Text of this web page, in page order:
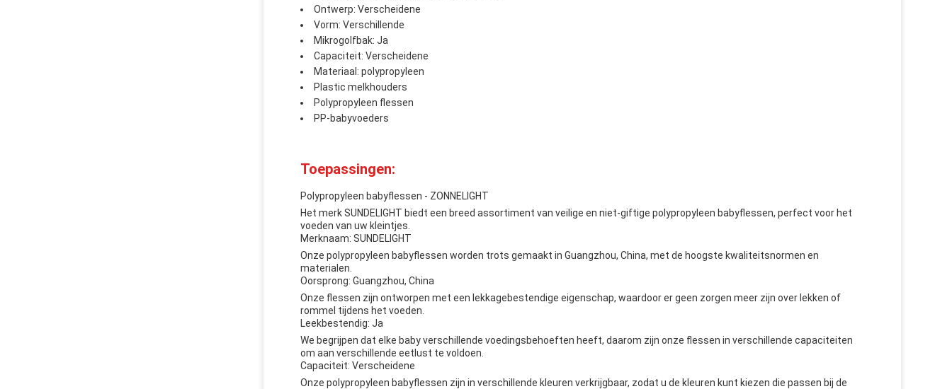
Ontwerp: Verscheidene
Vorm: Verschillende
Mikrogolfbak: Ja
Capaciteit: Verscheidene
Materiaal: polypropyleen
Plastic melkhouders
Polypropyleen flessen
PP-babyvoeders
Toepassingen:
Polypropyleen babyflessen - ZONNELIGHT
Het merk SUNDELIGHT biedt een breed assortiment van veilige en niet-giftige polypropyleen babyflessen, perfect voor het
voeden van uw kleintjes.
Merknaam: SUNDELIGHT
Onze polypropyleen babyflessen worden trots gemaakt in Guangzhou, China, met de hoogste kwaliteitsnormen en
materialen.
Oorsprong: Guangzhou, China
Onze flessen zijn ontworpen met een lekkagebestendige eigenschap, waardoor er geen zorgen meer zijn over lekken of
rommel tijdens het voeden.
Leekbestendig: Ja
We begrijpen dat elke baby verschillende voedingsbehoeften heeft, daarom zijn onze flessen in verschillende capaciteiten
om aan verschillende eetlust te voldoen.
Capaciteit: Verscheidene
Onze polypropyleen babyflessen zijn in verschillende kleuren verkrijgbaar, zodat u de kleuren kunt kiezen die passen bij de